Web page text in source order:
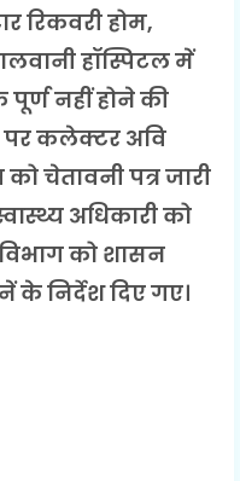
रिकवरी होम,
हॉस्पिटल में
नहीं होने की
पर कलेक्टर अवि
को चेतावनी पत्र जारी
अधिकारी को
को शासन
के निर्देश दिए गए।